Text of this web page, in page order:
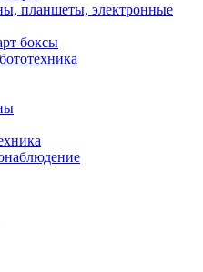
планшеты, электронные
боксы